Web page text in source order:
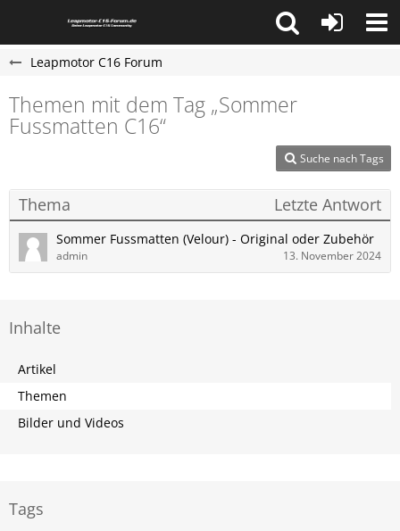
Leapmotor C16 Forum
Themen mit dem Tag „Sommer
Fussmatten C16“
Suche nach Tags
Thema Letzte Antwort
Sommer Fussmatten (Velour) - Original oder Zubehör
admin 13. November 2024
Inhalte
Artikel
Themen
Bilder und Videos
Tags